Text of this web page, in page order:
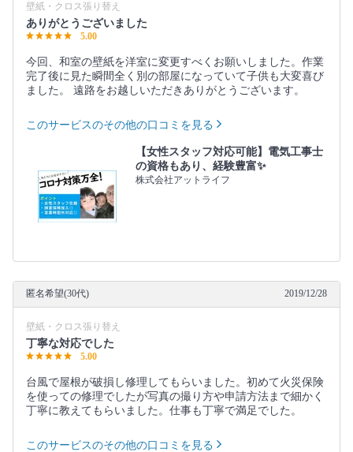
壁紙・クロス張り替え
ありがとうございました
5.00
今回、和室の壁紙を洋室に変更すべくお願いしました。作業
完了後に見た瞬間全く別の部屋になっていて子供も大変喜び
ました。 遠路をお越しいただきありがとうございます。
このサービスのその他の口コミを見る
【女性スタッフ対応可能】電気工事士
の資格もあり、経験豊富✨
株式会社アットライフ
匿名希望(30代) 2019/12/28
壁紙・クロス張り替え
丁寧な対応でした
5.00
台風で屋根が破損し修理してもらいました。初めて火災保険
を使っての修理でしたが写真の撮り方や申請方法まで細かく
丁寧に教えてもらいました。仕事も丁寧で満足でした。
このサービスのその他の口コミを見る